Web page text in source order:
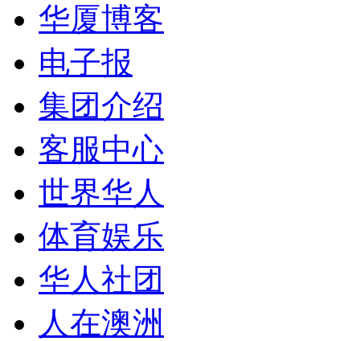
华厦博客
电子报
集团介绍
客服中心
世界华人
体育娱乐
华人社团
人在澳洲